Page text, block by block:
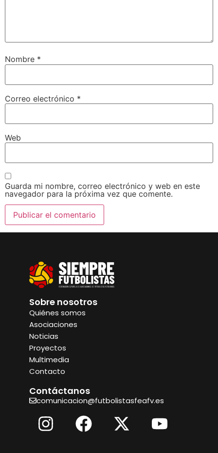
Nombre *
Correo electrónico *
Web
Guarda mi nombre, correo electrónico y web en este
navegador para la próxima vez que comente.
Sobre nosotros
Quiénes somos
Asociaciones
Noticias
Proyectos
Multimedia
Contacto
Contáctanos
comunicacion@futbolistasfeafv.es